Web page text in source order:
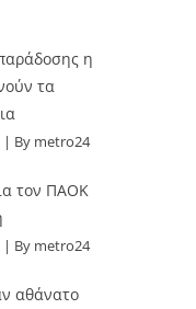
η
τα
By metro24
τον ΠΑΟΚ
By metro24
αθάνατο